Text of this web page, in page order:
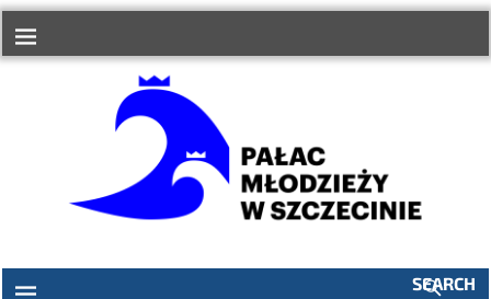
treści
SEARCH